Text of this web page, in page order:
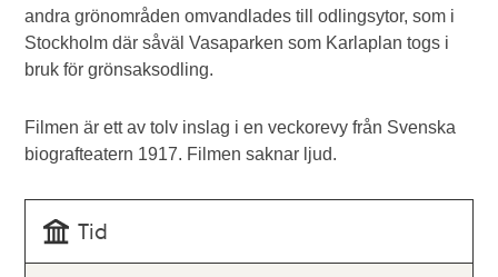
andra grönområden omvandlades till odlingsytor, som i
Stockholm där såväl Vasaparken som Karlaplan togs i
bruk för grönsaksodling.
Filmen är ett av tolv inslag i en veckorevy från Svenska
biografteatern 1917. Filmen saknar ljud.
Tid